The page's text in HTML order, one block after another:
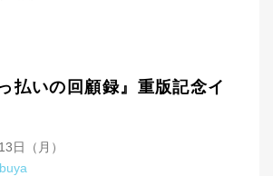
払いの回顧録』重版記念イ
日（月）